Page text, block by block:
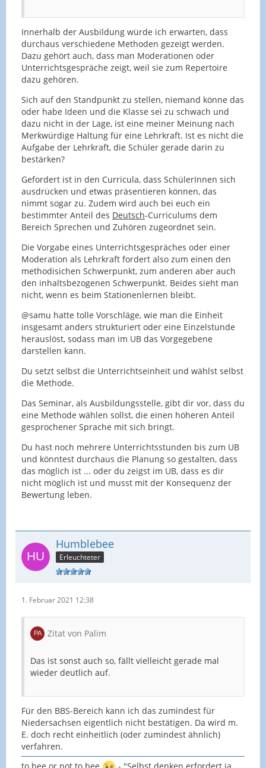
Innerhalb der Ausbildung würde ich erwarten, dass
durchaus verschiedene Methoden gezeigt werden.
Dazu gehört auch, dass man Moderationen oder
Unterrichtsgespräche zeigt, weil sie zum Repertoire
dazu gehören.
Sich auf den Standpunkt zu stellen, niemand könne das
oder habe Ideen und die Klasse sei zu schwach und
dazu nicht in der Lage, ist eine meiner Meinung nach
Merkwürdige Haltung für eine Lehrkraft. Ist es nicht die
Aufgabe der Lehrkraft, die Schüler gerade darin zu
bestärken?
Gefordert ist in den Curricula, dass SchülerInnen sich
ausdrücken und etwas präsentieren können, das
nimmt sogar zu. Zudem wird auch bei euch ein
bestimmter Anteil des Deutsch-Curriculums dem
Bereich Sprechen und Zuhören zugeordnet sein.
Die Vorgabe eines Unterrichtsgespräches oder einer
Moderation als Lehrkraft fordert also zum einen den
methodisichen Schwerpunkt, zum anderen aber auch
den inhaltsbezogenen Schwerpunkt. Beides sieht man
nicht, wenn es beim Stationenlernen bleibt.
@samu hatte tolle Vorschläge, wie man die Einheit
insgesamt anders strukturiert oder eine Einzelstunde
herauslöst, sodass man im UB das Vorgegebene
darstellen kann.
Du setzt selbst die Unterrichtseinheit und wählst selbst
die Methode.
Das Seminar, als Ausbildungsstelle, gibt dir vor, dass du
eine Methode wählen sollst, die einen höheren Anteil
gesprochener Sprache mit sich bringt.
Du hast noch mehrere Unterrichtsstunden bis zum UB
und könntest durchaus die Planung so gestalten, dass
das möglich ist ... oder du zeigst im UB, dass es dir
nicht möglich ist und musst mit der Konsequenz der
Bewertung leben.
Humblebee
Erleuchteter
1. Februar 2021 12:38
Zitat von Palim
Das ist sonst auch so, fällt vielleicht gerade mal
wieder deutlich auf.
Für den BBS-Bereich kann ich das zumindest für
Niedersachsen eigentlich nicht bestätigen. Da wird m.
E. doch recht einheitlich (oder zumindest ähnlich)
verfahren.